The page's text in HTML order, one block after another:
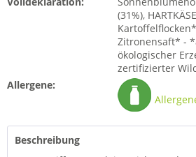
(31%),
Zitronensaft* -
ökologischer
zertifizierter
Allergene:
Beschreibung